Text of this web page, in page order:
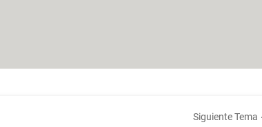
Siguiente Tema